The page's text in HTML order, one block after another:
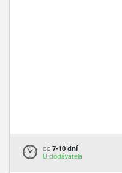
do 7-10 dní
U dodávateľa